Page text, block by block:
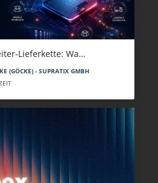
Lieferkette: Wa…
(GÖCKE) - SUPRATIX GMBH